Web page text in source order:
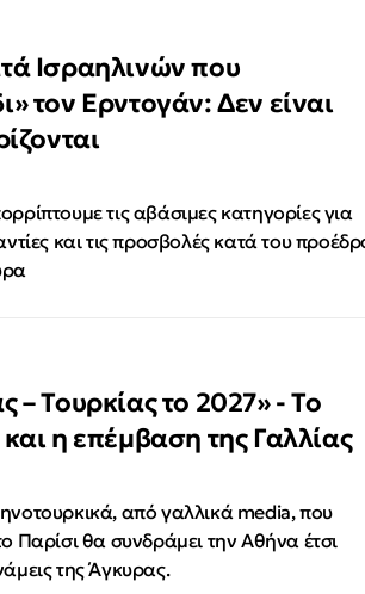
Ισραηλινών που
τον Ερντογάν: Δεν είναι
τις αβάσιμες κατηγορίες για
και τις προσβολές κατά του
– Τουρκίας το 2027» - Το
η επέμβαση της Γαλλίας
από γαλλικά media, που
Παρίσι θα συνδράμει την Αθήνα έτσι
της Άγκυρας.